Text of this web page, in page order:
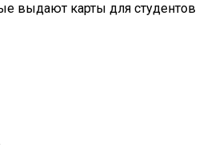
выдают карты для студентов